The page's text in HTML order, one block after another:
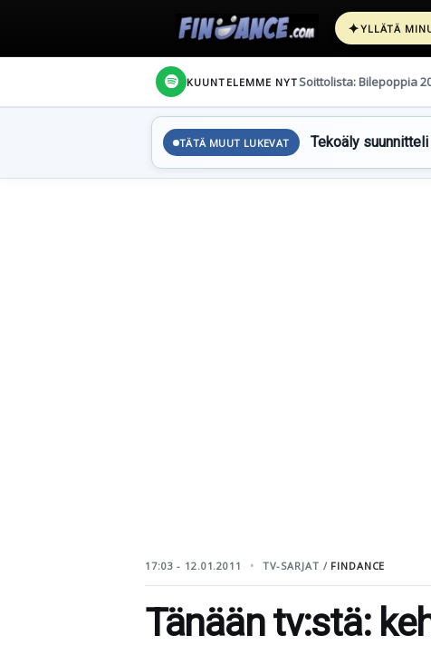
✦YLLÄTÄ
KUUNTELEMME NYT Soittolista: Bilepoppia
TÄTÄ MUUT LUKEVAT Tekoäly
17:03 - 12.01.2011 TV-SARJAT / FINDANCE
Tänään tv:stä: